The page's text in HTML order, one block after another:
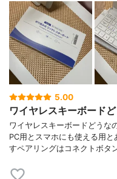
5.00
ワイヤレスキーボード
ワイヤレスキーボードどうな
PC用とスマホにも使える用
すペアリングはコネクトボタ